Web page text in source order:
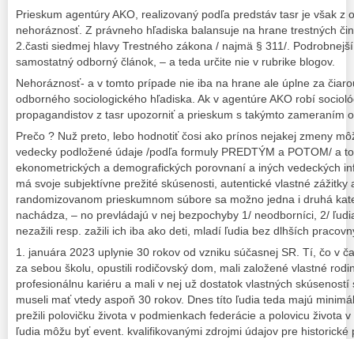
Prieskum agentúry AKO, realizovaný podľa predstáv tasr je však z
nehoráznosť. Z právneho hľadiska balansuje na hrane trestných
2.časti siedmej hlavy Trestného zákona / najmä § 311/.
samostatný odborný článok, – a teda určite nie v rubrike blogov.
Nehoráznosť- a v tomto prípade nie iba na hrane ale úplne za
odborného sociologického hľadiska. Ak v agentúre AKO robí
propagandistov z tasr upozorniť a prieskum s takýmto zameraním
Prečo ? Nuž preto, lebo hodnotiť čosi ako prínos nejakej zmeny
vedecky podložené údaje /podľa formuly PREDTÝM a POTOM/ a
ekonometrických a demografických porovnaní a iných vedeckých
má svoje subjektívne prežité skúsenosti, autentické vlastné zážitky
randomizovanom prieskumnom súbore sa možno jedna i druhá
nachádza, – no prevládajú v nej bezpochyby 1/ neodborníci, 2/
nezažili resp. zažili ich iba ako deti, mladí ľudia bez dlhších
1. januára 2023 uplynie 30 rokov od vzniku súčasnej SR. Tí, čo v
za sebou školu, opustili rodičovský dom, mali založené vlastné
profesionálnu kariéru a mali v nej už dostatok vlastných
museli mať vtedy aspoň 30 rokov. Dnes títo ľudia teda majú
prežili polovičku života v podmienkach federácie a polovicu života
ľudia môžu byť event. kvalifikovanými zdrojmi údajov pre